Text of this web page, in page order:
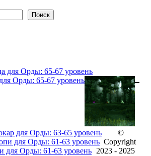
Поиск
Орды: 65-67 уровень
для Орды: 63-65 уровень
для Орды: 61-63 уровень
©
Copyright
2023 - 2025